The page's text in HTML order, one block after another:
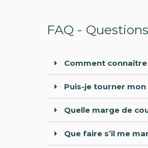
FAQ -
Comment
Puis-je tourner
Quelle marge de
Que faire s’il me